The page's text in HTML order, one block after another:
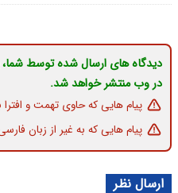
دیدگاه های ارسال شده توسط
در وب منتشر خواهد شد.
پیام هایی که حاوی تهمت و
پیام هایی که به غیر از زبان
ارسال نظر